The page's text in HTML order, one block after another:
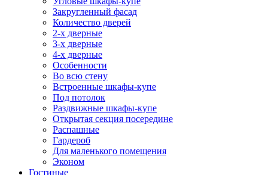
Закругленный фасад
Количество дверей
2-х дверные
3-х дверные
4-х дверные
Особенности
Во всю стену
Встроенные шкафы-купе
Под потолок
Раздвижные шкафы-купе
Открытая секция посередине
Распашные
Гардероб
Для маленького помещения
Эконом
Гостиные